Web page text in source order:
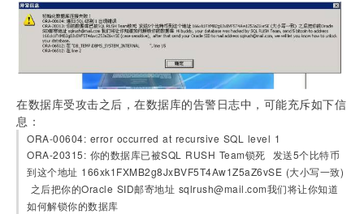
在数据库受攻击之后，在数据库的告警日志中，可能充斥如下信
息：
ORA-00604: error occurred at recursive SQL level 1
ORA-20315: 你的数据库已被SQL RUSH Team锁死  发送5个比特币
到这个地址 166xk1FXMB2g8JxBVF5T4Aw1Z5aZ6vSE (大小写一致)
之后把你的Oracle SID邮寄地址 sqlrush@mail.com我们将让你知道
如何解锁你的数据库